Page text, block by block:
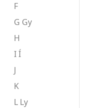
F
G Gy
H
I Í
J
K
L Ly